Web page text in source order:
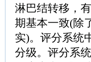
淋巴结转移，
期基本一致(除
实)。评分系统
分级。评分系